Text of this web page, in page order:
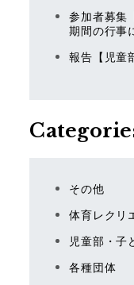
参加者募集
期間の行事
報告【児童
その他
体育レクリ
児童部・子
各種団体